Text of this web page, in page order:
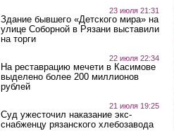
23 июля 21:31
Здание бывшего «Детского мира» на
улице Соборной в Рязани выставили
на торги
22 июля 22:34
На реставрацию мечети в Касимове
выделено более 200 миллионов
рублей
21 июля 19:25
Суд ужесточил наказание экс-
снабженцу рязанского хлебозавода